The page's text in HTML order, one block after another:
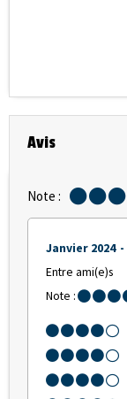
Avis
Note :
Janvier 2024
Entre ami(e)s
Note :